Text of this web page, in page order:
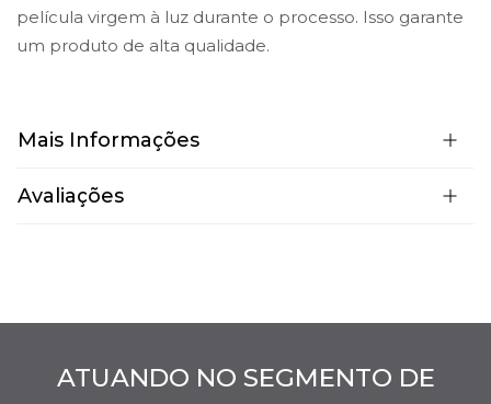
película virgem à luz durante o processo. Isso garante
um produto de alta qualidade.
Mais Informações
Avaliações
ATUANDO NO SEGMENTO DE